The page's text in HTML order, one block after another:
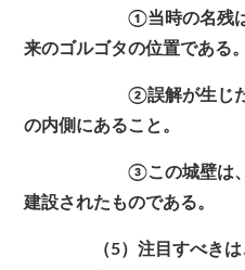
①当時の名残は残っ
来のゴルゴタの位置である。
②誤解が生じた理由
の内側にあること。
③この城壁は、1500
建設されたものである。
（5）注目すべきは、